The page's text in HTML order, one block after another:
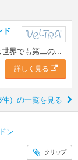
ド
界でも第二の...
詳しく見る
）の一覧を見る
ン
クリップ